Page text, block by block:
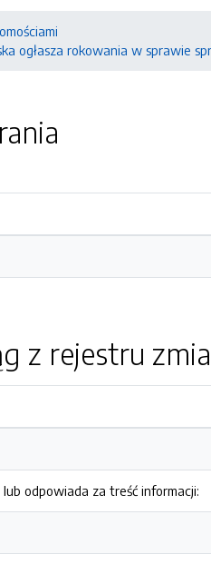
ogłasza rokowania w sprawie
z rejestru
odpowiada za treść informacji: